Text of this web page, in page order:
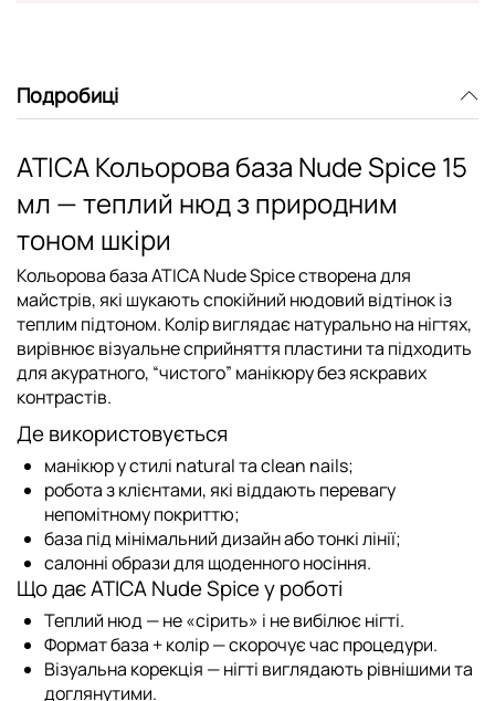
Подробиці
ATICA Кольорова база Nude Spice 15
мл — теплий нюд з природним
тоном шкіри
Кольорова база ATICA Nude Spiceстворена для
майстрів, які шукають спокійний нюдовий відтінок із
теплим підтоном. Колір виглядає натурально на нігтях,
вирівнює візуальне сприйняття пластини та підходить
для акуратного, “чистого” манікюру без яскравих
контрастів.
Де використовується
манікюр у стилі natural та clean nails;
робота з клієнтами, які віддають перевагу
непомітному покриттю;
база під мінімальний дизайн або тонкі лінії;
салонні образи для щоденного носіння.
Що дає ATICA Nude Spice у роботі
Теплий нюд— не «сірить» і не вибілює нігті.
Формат база + колір— скорочує час процедури.
Візуальна корекція — нігті виглядають рівнішими та
доглянутими.